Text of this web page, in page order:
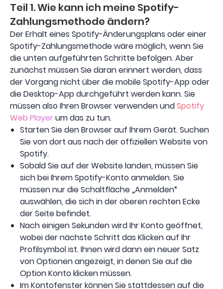
Teil 1. Wie kann ich meine Spotify-
Zahlungsmethode ändern?
Der Erhalt eines Spotify-Änderungsplans oder einer
Spotify-Zahlungsmethode wäre möglich, wenn Sie
die unten aufgeführten Schritte befolgen. Aber
zunächst müssen Sie daran erinnert werden, dass
der Vorgang nicht über die mobile Spotify-App oder
die Desktop-App durchgeführt werden kann. Sie
müssen also Ihren Browser verwenden undSpotify
Web Player um das zu tun.
Starten Sie den Browser auf Ihrem Gerät. Suchen
Sie von dort aus nach der offiziellen Website von
Spotify.
Sobald Sie auf der Website landen, müssen Sie
sich bei Ihrem Spotify-Konto anmelden. Sie
müssen nur die Schaltfläche „Anmelden“
auswählen, die sich in der oberen rechten Ecke
der Seite befindet.
Nach einigen Sekunden wird Ihr Konto geöffnet,
wobei der nächste Schritt das Klicken auf Ihr
Profilsymbol ist. Ihnen wird dann ein neuer Satz
von Optionen angezeigt, in denen Sie auf die
Option Konto klicken müssen.
Im Kontofenster können Sie stattdessen auf die